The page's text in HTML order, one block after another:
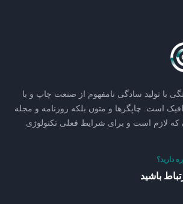
با تولید سادگی نامفهوم از صنعت چاپ و با
است. چاپگرها و متون بلکه روزنامه و مجله
لازم است و برای شرایط فعلی تکنولوژی
دارید؟
باشید